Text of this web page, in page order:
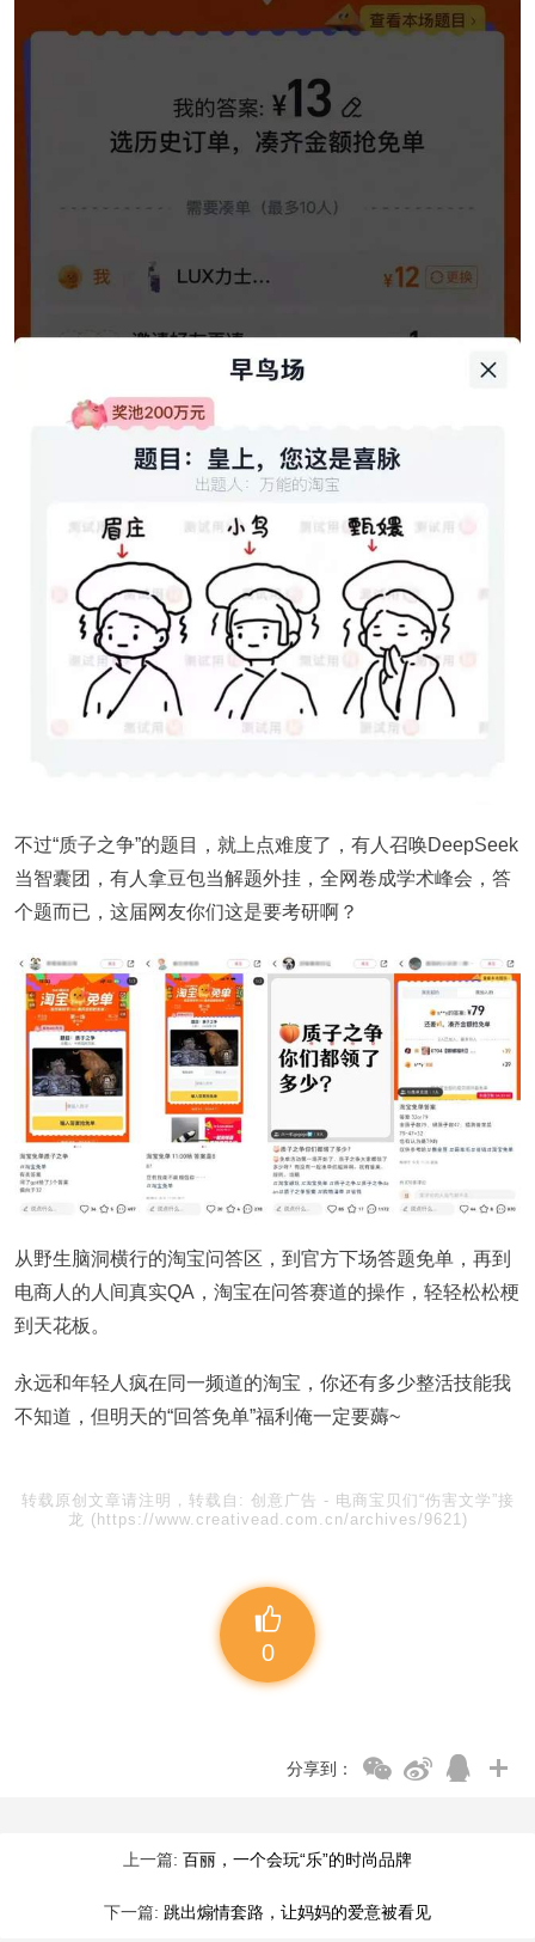
不过“质子之争”的题目，就上点难度了，有人召唤DeepSeek
当智囊团，有人拿豆包当解题外挂，全网卷成学术峰会，答
个题而已，这届网友你们这是要考研啊？
从野生脑洞横行的淘宝问答区，到官方下场答题免单，再到
电商人的人间真实QA，淘宝在问答赛道的操作，轻轻松松梗
到天花板。
永远和年轻人疯在同一频道的淘宝，你还有多少整活技能我
不知道，但明天的“回答免单”福利俺一定要薅~
转载原创文章请注明，转载自: 创意广告 - 电商宝贝们“伤害文学”接
龙 (https://www.creativead.com.cn/archives/9621)
0
分享到：
上一篇: 百丽，一个会玩“乐”的时尚品牌
下一篇: 跳出煽情套路，让妈妈的爱意被看见